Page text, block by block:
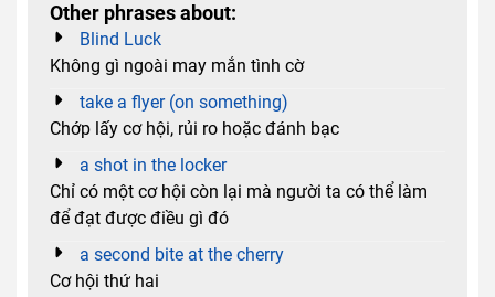
Other phrases about:
Blind Luck
Không gì ngoài may mắn tình cờ
take a flyer (on something)
Chớp lấy cơ hội, rủi ro hoặc đánh bạc
a shot in the locker
Chỉ có một cơ hội còn lại mà người ta có thể làm
để đạt được điều gì đó
a second bite at the cherry
Cơ hội thứ hai